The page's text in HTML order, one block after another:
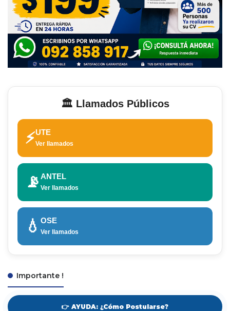
🏛️ Llamados Públicos
⚡UTE
Ver llamados
📡 ANTEL
Ver llamados
💧 OSE
Ver llamados
Importante !
👉 AYUDA: ¿Cómo Postularse?